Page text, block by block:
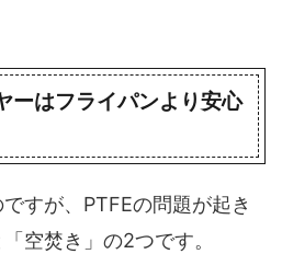
ーはフライパンより安心
すが、PTFEの問題が起き
空焚き」の2つです。